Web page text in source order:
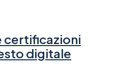
certificazioni
digitale